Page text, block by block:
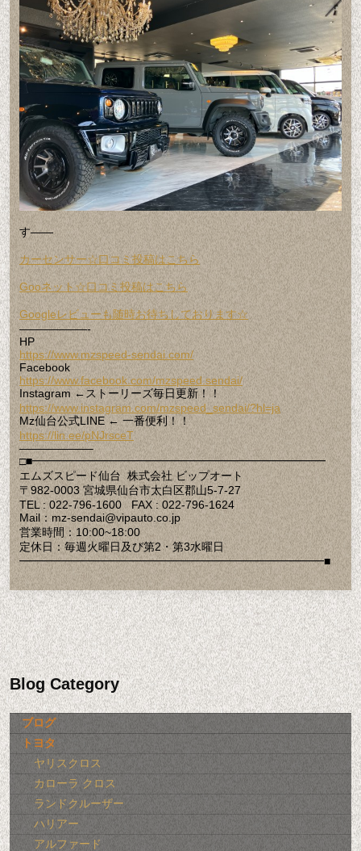
す——
カーセンサー☆口コミ投稿はこちら
Gooネット☆口コミ投稿はこちら
Googleレビューも随時お待ちしております☆
——————-
HP
https://www.mzspeed-sendai.com/
Facebook
https://www.facebook.com/mzspeed.sendai/
Instagram ←ストーリーズ毎日更新！！
https://www.instagram.com/mzspeed_sendai/?hl=ja
Mz仙台公式LINE ← 一番便利！！
https://lin.ee/pNJrsceT
——————–
□■━━━━━━━━━━━━━━━━━━━━━━━━━━
エムズスピード仙台 株式会社 ビップオート
〒982-0003 宮城県仙台市太白区郡山5-7-27
TEL : 022-796-1600 FAX : 022-796-1624
Mail：mz-sendai@vipauto.co.jp
営業時間：10:00~18:00
定休日：毎週火曜日及び第2・第3水曜日
━━━━━━━━━━━━━━━━━━━━━━━━━━━■
Blog Category
ブログ
トヨタ
ヤリスクロス
カローラ クロス
ランドクルーザー
ハリアー
アルファード